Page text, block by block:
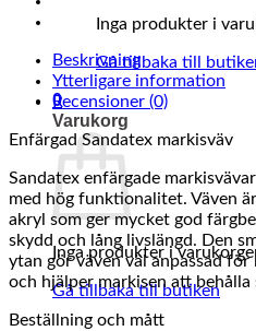
Inga produkter i
Gå tillbaka till
0
Varukorg
Inga produkter i
Gå tillbaka till butiken
Beskrivning
Ytterligare information
Recensioner (0)
Enfärgad Sandatex markisväv
Sandatex enfärgade
med hög funktionalitet. Väven
akryl som ger mycket god
skydd och lång livslängd. Den
ytan gör väven väl anpassad
och hjälper markisen att
Beställning och mått